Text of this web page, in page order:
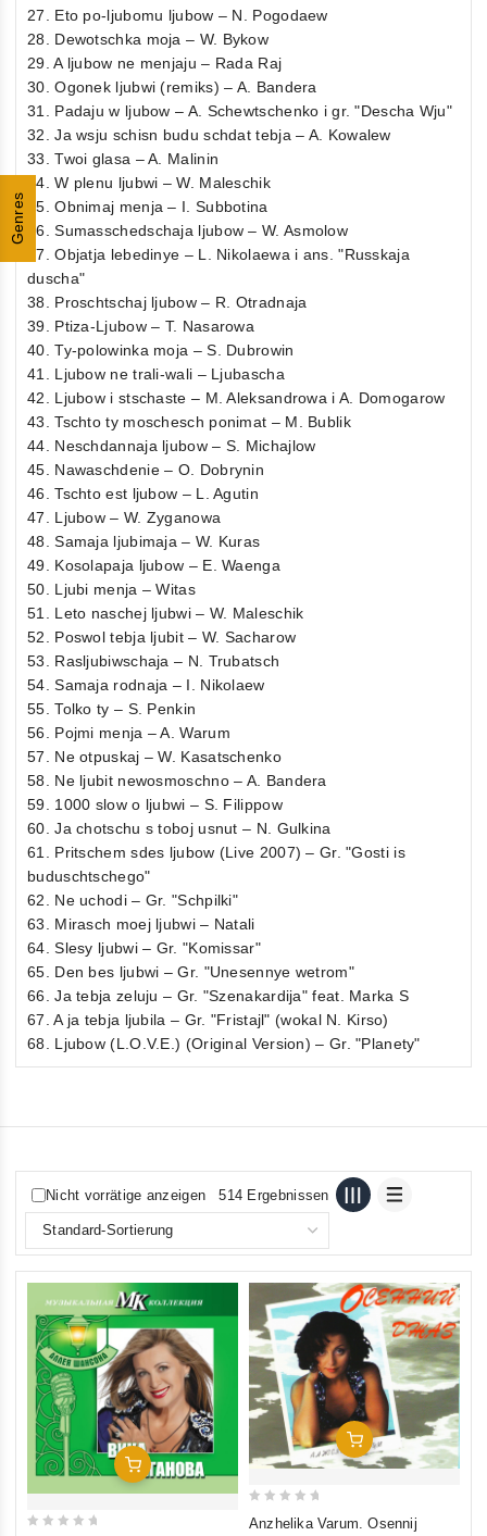
Genres
27. Eto po-ljubomu ljubow – N. Pogodaew
28. Dewotschka moja – W. Bykow
29. A ljubow ne menjaju – Rada Raj
30. Ogonek ljubwi (remiks) – A. Bandera
31. Padaju w ljubow – A. Schewtschenko i gr. "Descha Wju"
32. Ja wsju schisn budu schdat tebja – A. Kowalew
33. Twoi glasa – A. Malinin
34. W plenu ljubwi – W. Maleschik
35. Obnimaj menja – I. Subbotina
36. Sumasschedschaja ljubow – W. Asmolow
37. Objatja lebedinye – L. Nikolaewa i ans. "Russkaja
duscha"
38. Proschtschaj ljubow – R. Otradnaja
39. Ptiza-Ljubow – T. Nasarowa
40. Ty-polowinka moja – S. Dubrowin
41. Ljubow ne trali-wali – Ljubascha
42. Ljubow i stschaste – M. Aleksandrowa i A. Domogarow
43. Tschto ty moschesch ponimat – M. Bublik
44. Neschdannaja ljubow – S. Michajlow
45. Nawaschdenie – O. Dobrynin
46. Tschto est ljubow – L. Agutin
47. Ljubow – W. Zyganowa
48. Samaja ljubimaja – W. Kuras
49. Kosolapaja ljubow – E. Waenga
50. Ljubi menja – Witas
51. Leto naschej ljubwi – W. Maleschik
52. Poswol tebja ljubit – W. Sacharow
53. Rasljubiwschaja – N. Trubatsch
54. Samaja rodnaja – I. Nikolaew
55. Tolko ty – S. Penkin
56. Pojmi menja – A. Warum
57. Ne otpuskaj – W. Kasatschenko
58. Ne ljubit newosmoschno – A. Bandera
59. 1000 slow o ljubwi – S. Filippow
60. Ja chotschu s toboj usnut – N. Gulkina
61. Pritschem sdes ljubow (Live 2007) – Gr. "Gosti is
buduschtschego"
62. Ne uchodi – Gr. "Schpilki"
63. Mirasch moej ljubwi – Natali
64. Slesy ljubwi – Gr. "Komissar"
65. Den bes ljubwi – Gr. "Unesennye wetrom"
66. Ja tebja zeluju – Gr. "Szenakardija" feat. Marka S
67. A ja tebja ljubila – Gr. "Fristajl" (wokal N. Kirso)
68. Ljubow (L.O.V.E.) (Original Version) – Gr. "Planety"
Nicht vorrätige anzeigen 514 Ergebnissen
In Den Warenkorb
In Den Warenkorb
Anzhelika Varum. Osennij